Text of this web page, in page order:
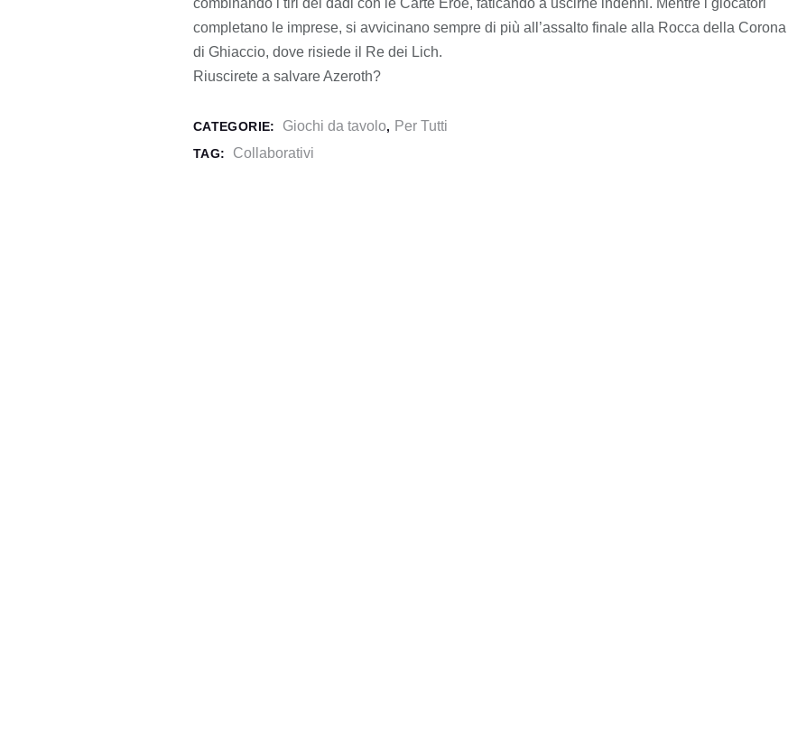
combinando i tiri dei dadi con le Carte Eroe, faticando a uscirne indenni. Mentre i giocatori
completano le imprese, si avvicinano sempre di più all’assalto finale alla Rocca della Corona
di Ghiaccio, dove risiede il Re dei Lich.
Riuscirete a salvare Azeroth?
CATEGORIE: Giochi da tavolo, Per Tutti
TAG: Collaborativi